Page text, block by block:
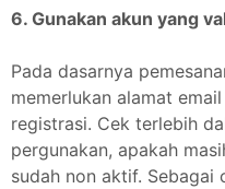
6. Gunakan akun yang
Pada dasarnya
memerlukan alamat
registrasi. Cek terlebih
pergunakan, apakah
sudah non aktif. Sebagai